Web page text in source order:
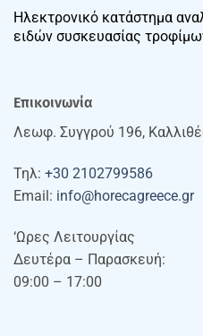
Ηλεκτρονικό κατάστημα
ειδών συσκευασίας
Επικοινωνία
Λεωφ. Συγγρού 196,
Τηλ: +30 2102799586
Email: info@horecagreece.gr
‘Ωρες Λειτουργίας
Δευτέρα – Παρασκευή:
09:00 – 17:00